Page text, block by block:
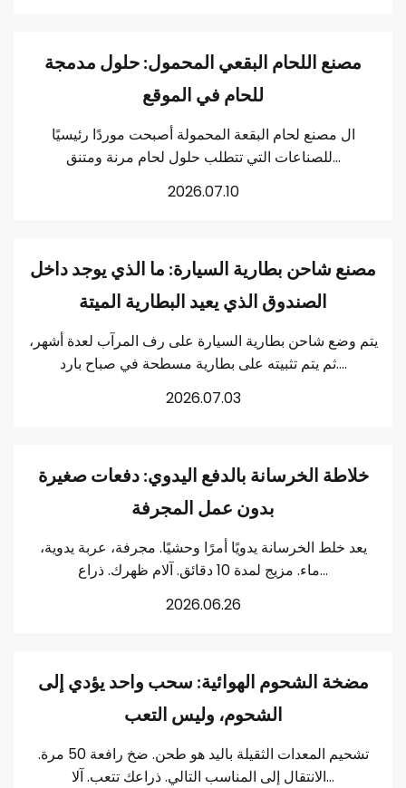
مصنع اللحام البقعي المحمول: حلول مدمجة
للحام في الموقع
ال مصنع لحام البقعة المحمولة أصبحت موردًا رئيسيًا
للصناعات التي تتطلب حلول لحام مرنة ومتنق...
2026.07.10
مصنع شاحن بطارية السيارة: ما الذي يوجد داخل
الصندوق الذي يعيد البطارية الميتة
يتم وضع شاحن بطارية السيارة على رف المرآب لعدة أشهر،
ثم يتم تثبيته على بطارية مسطحة في صباح بارد....
2026.07.03
خلاطة الخرسانة بالدفع اليدوي: دفعات صغيرة
بدون عمل المجرفة
يعد خلط الخرسانة يدويًا أمرًا وحشيًا. مجرفة، عربة يدوية،
ماء. مزيج لمدة 10 دقائق. آلام ظهرك. ذراع...
2026.06.26
مضخة الشحوم الهوائية: سحب واحد يؤدي إلى
الشحوم، وليس التعب
تشحيم المعدات الثقيلة باليد هو طحن. ضخ رافعة 50 مرة.
الانتقال إلى المناسب التالي. ذراعك تتعب. آلا...